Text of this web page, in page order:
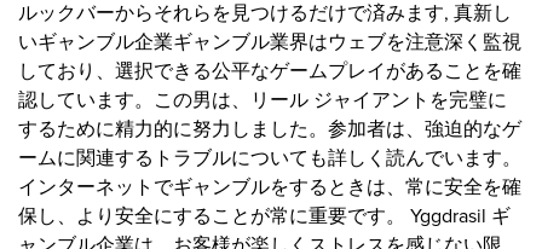
ルックバーからそれらを見つけるだけで済みます, 真新し
いギャンブル企業ギャンブル業界はウェブを注意深く監視
しており、選択できる公平なゲームプレイがあることを確
認しています。この男は、リール ジャイアントを完璧に
するために精力的に努力しました。参加者は、強迫的なゲ
ームに関連するトラブルについても詳しく読んでいます。
インターネットでギャンブルをするときは、常に安全を確
保し、より安全にすることが常に重要です。 Yggdrasil ギ